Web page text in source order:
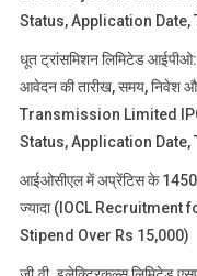
Status, Application
धूत ट्रांसमिशन लिमिटेड
आवेदन की तारीख, समय, निवेश
Transmission Limited
Status, Application
आईओसीएल में अप्रेंटिस के 1450
ज्यादा (IOCL
Stipend Over Rs 15,000)